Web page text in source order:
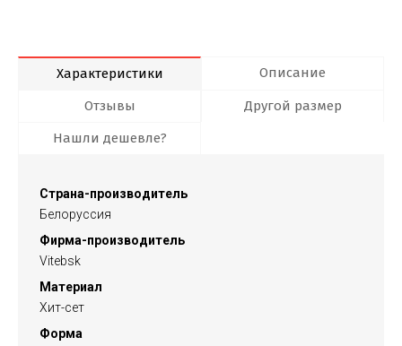
Характеристики Описание
Отзывы
Другой размер
Нашли дешевле?
Страна-производитель
Белоруссия
Фирма-производитель
Vitebsk
Материал
Хит-сет
Форма